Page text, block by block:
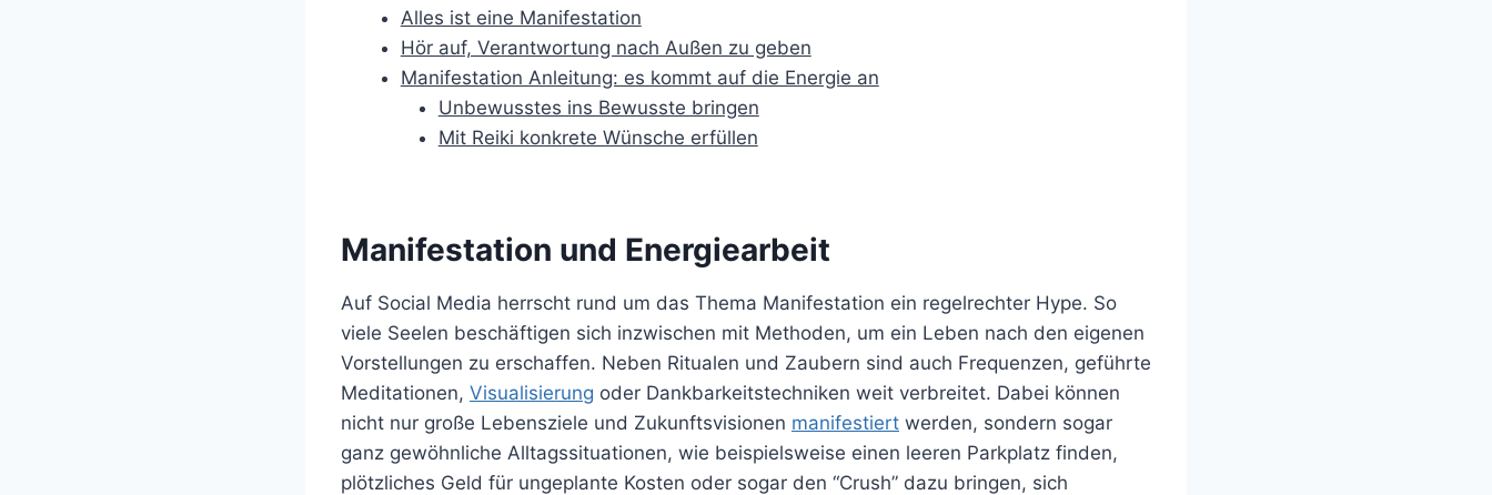
Alles ist eine Manifestation
Hör auf, Verantwortung nach Außen zu geben
Manifestation Anleitung: es kommt auf die Energie an
Unbewusstes ins Bewusste bringen
Mit Reiki konkrete Wünsche erfüllen
Manifestation und Energiearbeit
Auf Social Media herrscht rund um das Thema Manifestation ein regelrechter Hype. So
viele Seelen beschäftigen sich inzwischen mit Methoden, um ein Leben nach den eigenen
Vorstellungen zu erschaffen. Neben Ritualen und Zaubern sind auch Frequenzen, geführte
Meditationen, Visualisierung oder Dankbarkeitstechniken weit verbreitet. Dabei können
nicht nur große Lebensziele und Zukunftsvisionen manifestiert werden, sondern sogar
ganz gewöhnliche Alltagssituationen, wie beispielsweise einen leeren Parkplatz finden,
plötzliches Geld für ungeplante Kosten oder sogar den “Crush” dazu bringen, sich